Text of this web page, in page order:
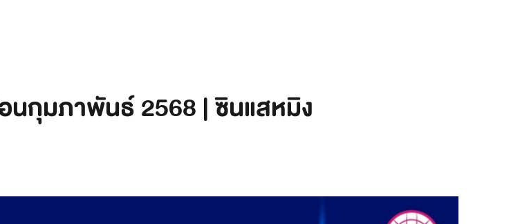
นกุมภาพันธ์ 2568 | ซินแสหมิง